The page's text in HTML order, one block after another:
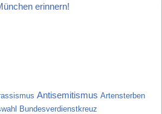
erinnern!
Antisemitismus Artensterben
Bundesverdienstkreuz